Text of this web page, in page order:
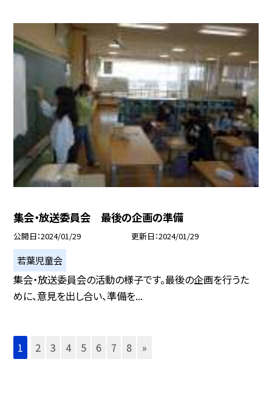
集会・放送委員会 最後の企画の準備
公開日 2024/01/29 更新日 2024/01/29
若葉児童会
集会・放送委員会の活動の様子です。最後の企画を行うた
めに、意見を出し合い、準備を...
1 2 3 4 5 6 7 8 »